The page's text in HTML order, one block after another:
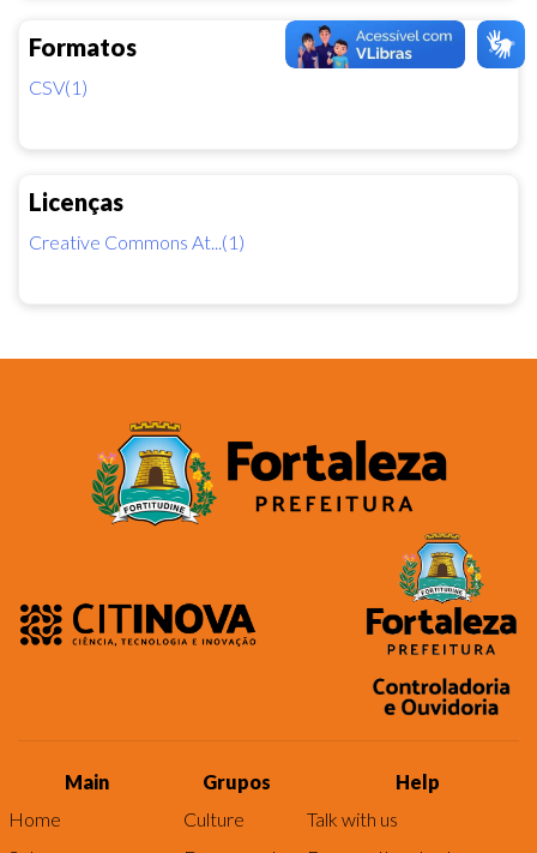
Formatos
CSV(1)
Licenças
Creative Commons At...(1)
Main
Home
Grupos
Culture
Help
Talk with us